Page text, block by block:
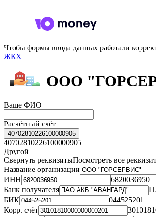
Чтобы формы ввода данных работали
ЖКХ
ООО
Ваше ФИО
Расчётный счёт
40702810226100000905
40702810226100000905
Другой
Свернуть реквизитыПосмотреть все
Название организации
ИНН
6820036950
Банк получателя
БИК
044525201
Корр. счёт